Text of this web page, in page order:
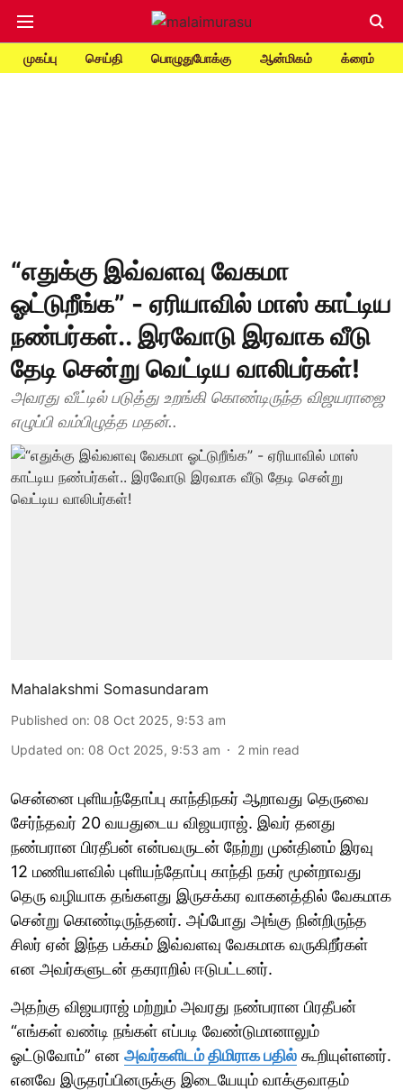
முகப்பு செய்தி பொழுதுபோக்கு ஆன்மிகம் க்ரைம்
“எதுக்கு இவ்வளவு வேகமா
ஓட்டுறீங்க” - ஏரியாவில் மாஸ் காட்டிய
நண்பர்கள்.. இரவோடு இரவாக வீடு
தேடி சென்று வெட்டிய வாலிபர்கள்!
அவரது வீட்டில் படுத்து உறங்கி கொண்டிருந்த விஜயராஜை
எழுப்பி வம்பிழுத்த மதன்..
Mahalakshmi Somasundaram
Published on: 08 Oct 2025, 9:53 am
Updated on: 08 Oct 2025, 9:53 am 2 min read
சென்னை புளியந்தோப்பு காந்திநகர் ஆறாவது தெருவை
சேர்ந்தவர் 20 வயதுடைய விஜயராஜ். இவர் தனது
நண்பரான பிரதீபன் என்பவருடன் நேற்று முன்தினம் இரவு
12 மணியளவில் புளியந்தோப்பு காந்தி நகர் மூன்றாவது
தெரு வழியாக தங்களது இருசக்கர வாகனத்தில் வேகமாக
சென்று கொண்டிருந்தனர். அப்போது அங்கு நின்றிருந்த
சிலர் ஏன் இந்த பக்கம் இவ்வளவு வேகமாக வருகிறீர்கள்
என அவர்களுடன் தகராறில் ஈடுபட்டனர்.
அதற்கு விஜயராஜ் மற்றும் அவரது நண்பரான பிரதீபன்
“எங்கள் வண்டி நங்கள் எப்படி வேண்டுமானாலும்
ஓட்டுவோம்” என அவர்களிடம் திமிராக பதில் கூறியுள்ளனர்.
எனவே இருதரப்பினருக்கு இடையேயும் வாக்குவாதம்